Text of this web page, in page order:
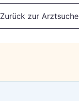
Zurück zur Arztsuche